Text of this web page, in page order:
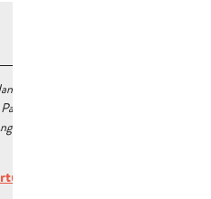
2026 Um 14:03
d’Aubagne et de l’Étoile
:
angeben